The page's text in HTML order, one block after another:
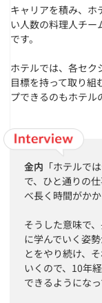
キャリアを積み、ホ
い人数の料理人チー
です。
ホテルでは、各セク
目標を持って取り組
プできるのもホテル
金内 「ホテルで
で、ひと通りの
べ長く時間がかか
そうした意味で
に学んでいく姿
とをやり続け、
いくので、10年
できるようになっ